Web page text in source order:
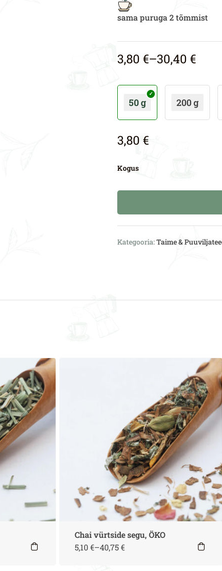
sama puruga 2 tõmmist
3,80€–30,40€
50 g 200 g
3,80€
Kogus
Kategooria:Taime &
Chai vürtside segu, ÖKO
5,10€–40,75€